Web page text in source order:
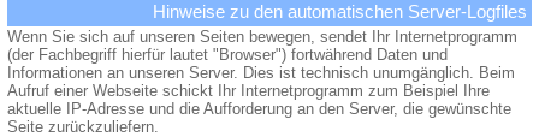
Hinweise zu den automatischen Server-Logfiles
Wenn Sie sich auf unseren Seiten bewegen, sendet Ihr Internetprogramm
(der Fachbegriff hierfür lautet "Browser") fortwährend Daten und
Informationen an unseren Server. Dies ist technisch unumgänglich. Beim
Aufruf einer Webseite schickt Ihr Internetprogramm zum Beispiel Ihre
aktuelle IP-Adresse und die Aufforderung an den Server, die gewünschte
Seite zurückzuliefern.